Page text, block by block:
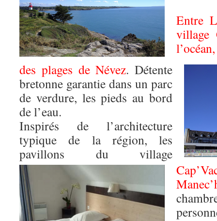
Entre
village
des plages de Névez. Détente
bretonne garantie dans un parc
de verdure, les pieds au bord
de l’eau.
Inspirés de l’architecture
typique de la région, les
pavillons du village